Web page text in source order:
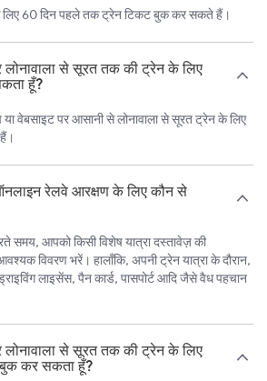
60 दिन पहले तक ट्रेन टिकट बुक कर सकते हैं।
से सूरत तक की ट्रेन के लिए
हूँ?
पर आसानी से लोनावाला से सूरत ट्रेन के लिए
रेलवे आरक्षण के लिए कौन से
आपको किसी विशेष यात्रा दस्तावेज़ की
विवरण भरें। हालाँकि, अपनी ट्रेन यात्रा के दौरान,
लाइसेंस, पैन कार्ड, पासपोर्ट आदि जैसे वैध पहचान
से सूरत तक की ट्रेन के लिए
बुक कर सकता हूँ?